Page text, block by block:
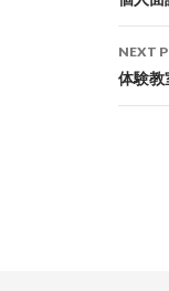
NEXT
体験教